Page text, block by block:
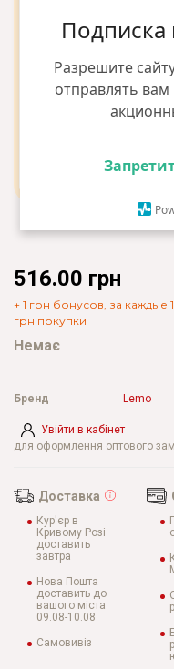
Подписка
Разрешите
отправлять
516.00 грн
+ 1 грн бонусов, за каждые
грн покупки
Немає
Увійти в кабінет
для оформлення оптового
Бренд Lemo
Доставка
Кур'єр в
Кривому Розі
доставить
завтра
Нова Пошта
доставить до
вашого міста
09.08-10.08
Самовивіз